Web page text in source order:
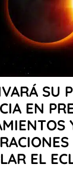
SU
EN
EL